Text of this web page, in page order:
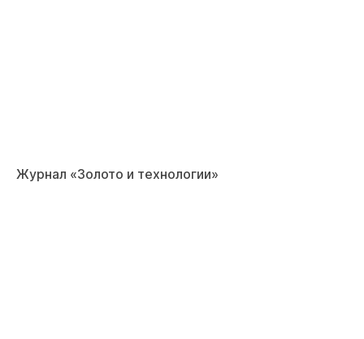
Журнал «Золото и технологии»